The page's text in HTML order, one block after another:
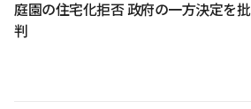
庭園の住宅化拒否 政府の一方決定を批
判